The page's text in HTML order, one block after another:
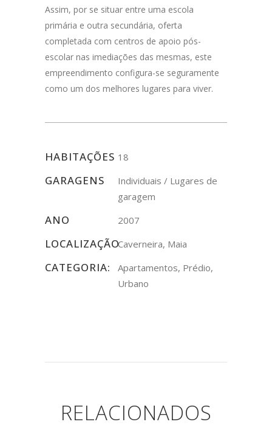
Assim, por se situar entre uma escola
primária e outra secundária, oferta
completada com centros de apoio pós-
escolar nas imediações das mesmas, este
empreendimento configura-se seguramente
como um dos melhores lugares para viver.
HABITAÇÕES 18
GARAGENS
Individuais / Lugares de
garagem
ANO 2007
LOCALIZAÇÃOCaverneira, Maia
CATEGORIA:
Apartamentos, Prédio,
Urbano
RELACIONADOS